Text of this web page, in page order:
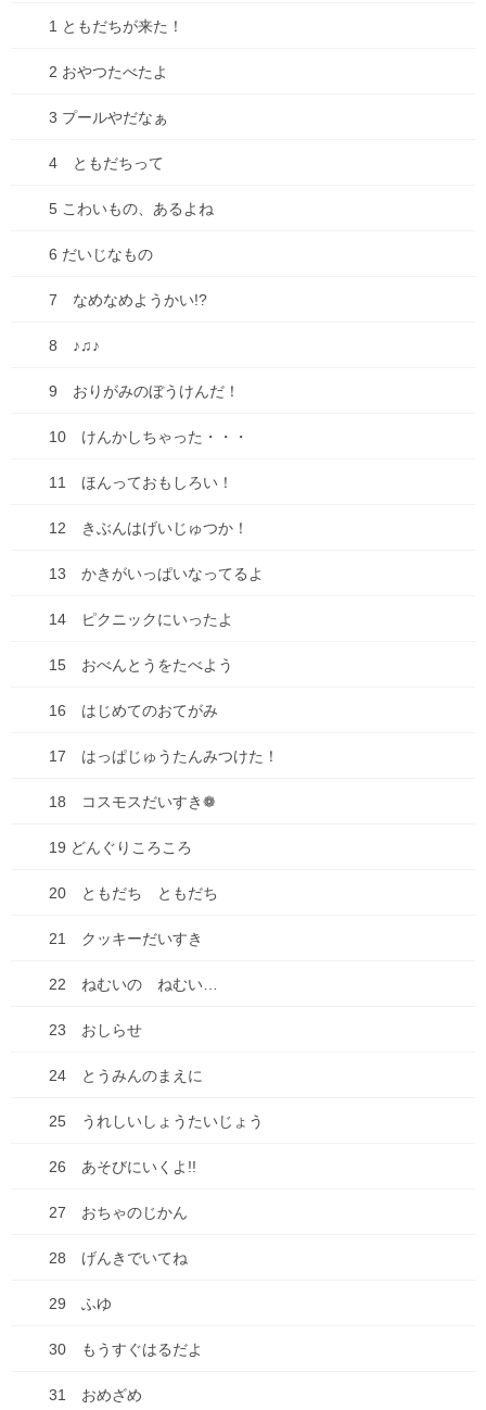
きた！～
1 ともだちが来た！
2 おやつたべたよ
3 プールやだなぁ
1 ともだちが来た！
2 おやつたべたよ
3 プールやだなぁ
4 ともだちって
5 こわいもの、あるよね
6 だいじなもの
7 なめなめようかい!?
8 ♪♫♪
9 おりがみのぼうけんだ！
10 けんかしちゃった・・・
11 ほんっておもしろい！
12 きぶんはげいじゅつか！
13 かきがいっぱいなってるよ
14 ピクニックにいったよ
15 おべんとうをたべよう
16 はじめてのおてがみ
17 はっぱじゅうたんみつけた！
18 コスモスだいすき❁
19 どんぐりころころ
20 ともだち ともだち
21 クッキーだいすき
22 ねむいの ねむい…
23 おしらせ
24 とうみんのまえに
25 うれしいしょうたいじょう
26 あそびにいくよ!!
27 おちゃのじかん
28 げんきでいてね
29 ふゆ
30 もうすぐはるだよ
31 おめざめ